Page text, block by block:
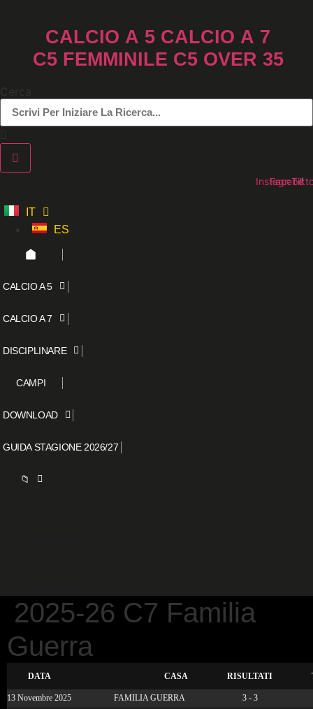
contenutoCALCIO A 5 CALCIO A 7
C5 FEMMINILE C5 OVER 35
Cerca
Instagram
IT
ES
CALCIO A 5
CALCIO A 7
DISCIPLINARE
CAMPI
DOWNLOAD
GUIDA STAGIONE 2026/27
📁
2025-26 C7 Familia
Guerra
DATA CASA RISULTATI
13 Novembre 2025 FAMILIA GUERRA
3 - 3